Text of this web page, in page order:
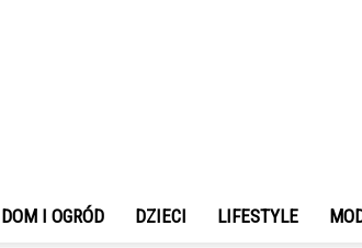
DOM I OGRÓD DZIECI LIFESTYLE